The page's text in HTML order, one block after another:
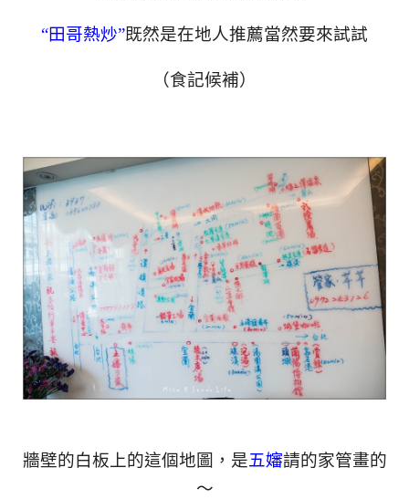
“田哥熱炒”既然是在地人推薦當然要來試試
（食記候補）
牆壁的白板上的這個地圖，是五嬸請的家管畫的
～